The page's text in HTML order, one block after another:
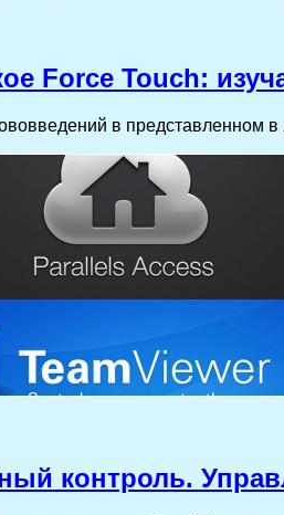
Force Touch:
в представленном в
контроль.